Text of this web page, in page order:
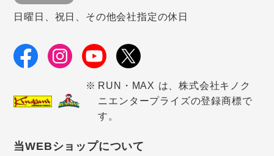
日曜日、祝日、その他会社指定の休日
RUN・MAX は、株式会社キノク
ニエンタープライズの登録商標で
す。
当WEBショップについて